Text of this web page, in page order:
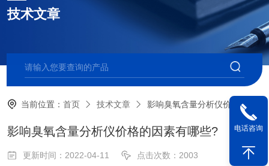
技术文章
当前位置：首页 技术文章 影响臭氧含量分析仪价格的因素有哪些?
影响臭氧含量分析仪价格的因素有哪些?
更新时间：2022-04-11 点击次数：2003
电话咨询